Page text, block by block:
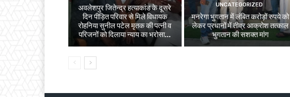
अवलेशपुर जितेन्द्र हत्याकांड के दूसरे
दिन पीड़ित परिवार से मिले विधायक
रोहनिया सुनील पटेल मृतक की पत्नी व
परिजनों को दिलाया न्याय का भरोसा...
UNCATEGORIZED
मनरेगा भुगतान में लंबित करोड़ों रुपये को
लेकर प्रधानों में तीव्र आक्रोश तत्काल
भुगतान की सशक्त मांग